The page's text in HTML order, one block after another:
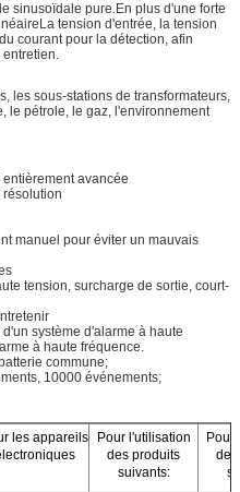
sinusoïdale pure.En plus d'une forte
tension d'entrée, la tension
courant pour la détection, afin
les sous-stations de transformateurs,
le pétrole, le gaz, l'environnement
avancée
résolution
manuel pour éviter un mauvais
tension, surcharge de sortie, court-
système d'alarme à haute
à haute fréquence.
commune;
10000 événements;
les appareils
Pour l'utilisation
des produits
suivants:
Pour